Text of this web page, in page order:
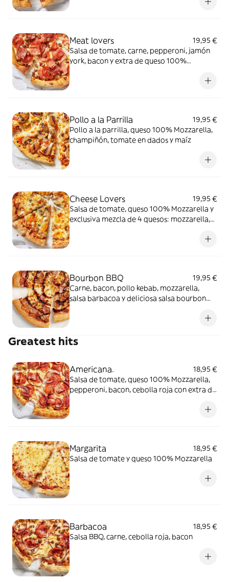
Meat lovers
19,95 €
Salsa de tomate, carne, pepperoni, jamón
york, bacon y extra de queso 100%
Pollo a la Parrilla
19,95 €
Pollo a la parrilla, queso 100% Mozzarella,
champiñón, tomate en dados y maíz
Cheese Lovers
19,95 €
Salsa de tomate, queso 100% Mozzarella y
exclusiva mezcla de 4 quesos: mozzarella,
Bourbon BBQ
19,95 €
Carne, bacon, pollo kebab, mozzarella,
salsa barbacoa y deliciosa salsa bourbon
Greatest hits
Americana.
18,95 €
Salsa de tomate, queso 100% Mozzarella,
pepperoni, bacon, cebolla roja con extra de
Margarita
18,95 €
Salsa de tomate y queso 100% Mozzarella
Barbacoa
18,95 €
Salsa BBQ, carne, cebolla roja, bacon